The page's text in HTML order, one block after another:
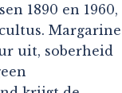
1890 en 1960,
Margarine
uit, soberheid